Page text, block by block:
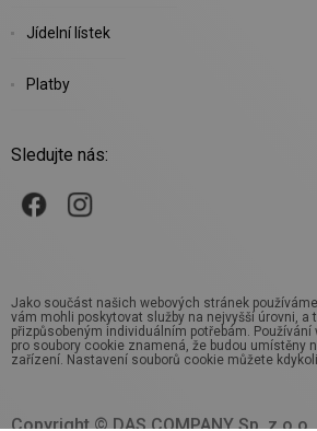
Jídelní lístek
Platby
Sledujte nás:
Jako součást našich webových stránek
vám mohli poskytovat služby na nejvyšší úrovni, a
přizpůsobeným individuálním potřebám.
pro soubory cookie znamená, že budou umístěny
zařízení. Nastavení souborů cookie můžete
Copyright © DAS COMPANY Sp. z